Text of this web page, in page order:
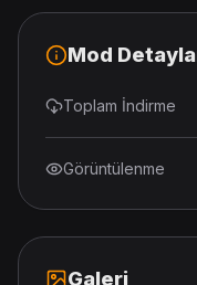
Mod
Toplam İndirme
Görüntülenme
Galeri